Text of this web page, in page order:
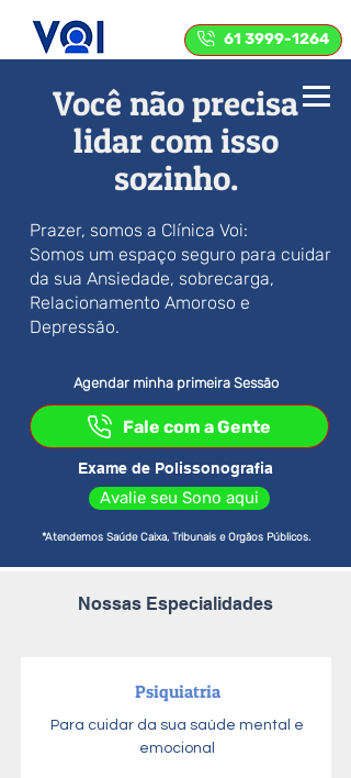
61 3999-1264
Você não precisa
lidar com isso
sozinho.
Prazer, somos a Clínica Voi:
Somos um espaço seguro para cuidar
da sua Ansiedade, sobrecarga,
Relacionamento Amoroso e
Depressão.
Agendar minha primeira Sessão
Fale com a Gente
Exame de Polissonografia
Avalie seu Sono aqui
*Atendemos Saúde Caixa, Tribunais e Orgãos Públicos.
Nossas Especialidades
Psiquiatria
Para cuidar da sua saúde mental e
emocional